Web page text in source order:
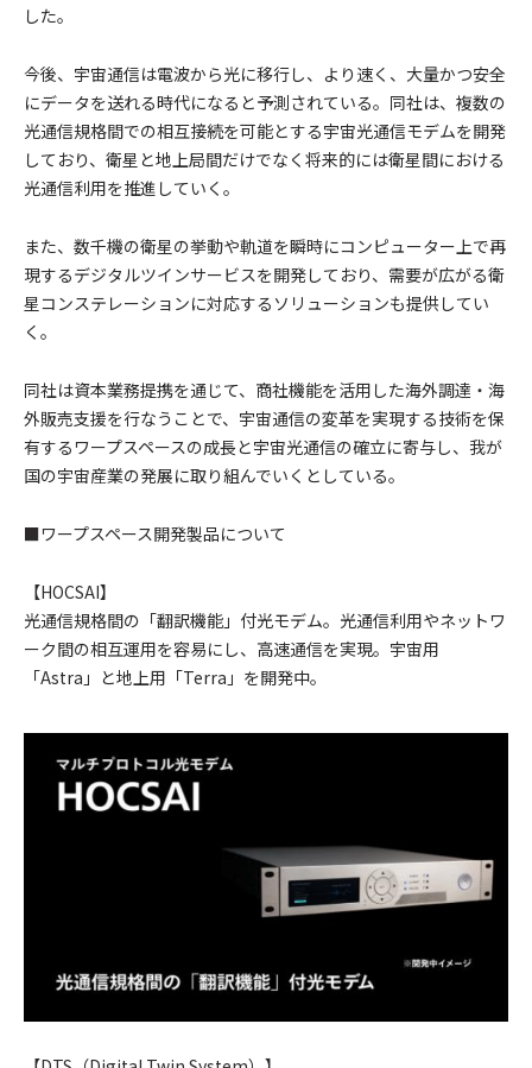
した。
今後、宇宙通信は電波から光に移行し、より速く、大量かつ安全
にデータを送れる時代になると予測されている。同社は、複数の
光通信規格間での相互接続を可能とする宇宙光通信モデムを開発
しており、衛星と地上局間だけでなく将来的には衛星間における
光通信利用を推進していく。
また、数千機の衛星の挙動や軌道を瞬時にコンピューター上で再
現するデジタルツインサービスを開発しており、需要が広がる衛
星コンステレーションに対応するソリューションも提供してい
く。
同社は資本業務提携を通じて、商社機能を活用した海外調達・海
外販売支援を行なうことで、宇宙通信の変革を実現する技術を保
有するワープスペースの成長と宇宙光通信の確立に寄与し、我が
国の宇宙産業の発展に取り組んでいくとしている。
■ワープスペース開発製品について
【HOCSAI】
光通信規格間の「翻訳機能」付光モデム。光通信利用やネットワ
ーク間の相互運用を容易にし、高速通信を実現。宇宙用
「Astra」と地上用「Terra」を開発中。